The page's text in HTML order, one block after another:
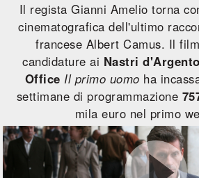
Il regista Gianni Amelio torna
cinematografica dell'ultimo
francese Albert Camus. Il
candidature ai Nastri d'Argento
Office Il primo uomo ha
settimane di programmazione
mila euro nel primo